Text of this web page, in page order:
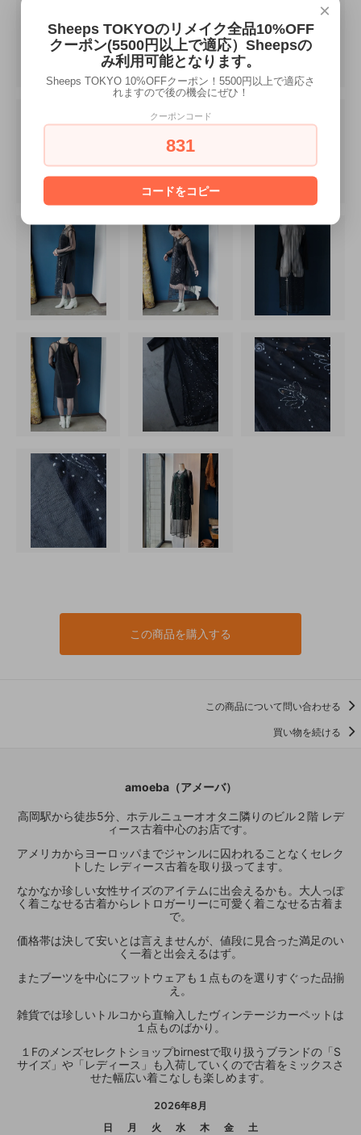
この商品を購入する
この商品について問い合わせる
買い物を続ける
amoeba（アメーバ）
高岡駅から徒歩5分、ホテルニューオオタニ隣りのビル２階 レデ
ィース古着中心のお店です。
アメリカからヨーロッパまでジャンルに囚われることなくセレク
トした レディース古着を取り扱ってます。
なかなか珍しい女性サイズのアイテムに出会えるかも。大人っぽ
く着こなせる古着からレトロガーリーに可愛く着こなせる古着ま
で。
価格帯は決して安いとは言えませんが、値段に見合った満足のい
く一着と出会えるはず。
またブーツを中心にフットウェアも１点ものを選りすぐった品揃
え。
雑貨では珍しいトルコから直輸入したヴィンテージカーペットは
１点ものばかり。
１Fのメンズセレクトショップbirnestで取り扱うブランドの「S
サイズ」や「レディース」も入荷していくので古着をミックスさ
せた幅広い着こなしも楽しめます。
2026年8月
日
月 火 水 木 金
土
×
Sheeps TOKYOのリメイク全品10%OFF
クーポン(5500円以上で適応）Sheepsの
み利用可能となります。
Sheeps TOKYO 10%OFFクーポン！5500円以上で適応さ
れますので後の機会にぜひ！
クーポンコード
831
コードをコピー